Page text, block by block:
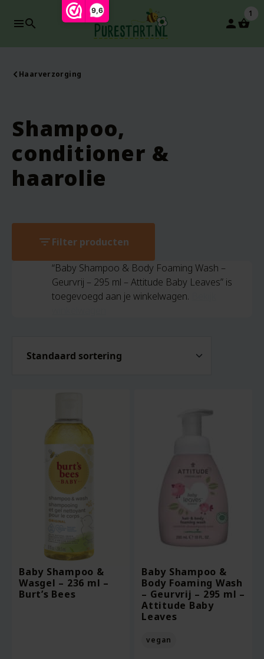
9,6
search person
1
Haarverzorging
Shampoo,
conditioner &
haarolie
filter_listFilter producten
“Baby Shampoo & Body Foaming Wash –
Geurvrij – 295 ml – Attitude Baby Leaves” is
toegevoegd aan je winkelwagen.
Baby Shampoo &
Wasgel – 236 ml –
Burt’s Bees
Baby Shampoo &
Body Foaming Wash
– Geurvrij – 295 ml –
Attitude Baby
Leaves
vegan